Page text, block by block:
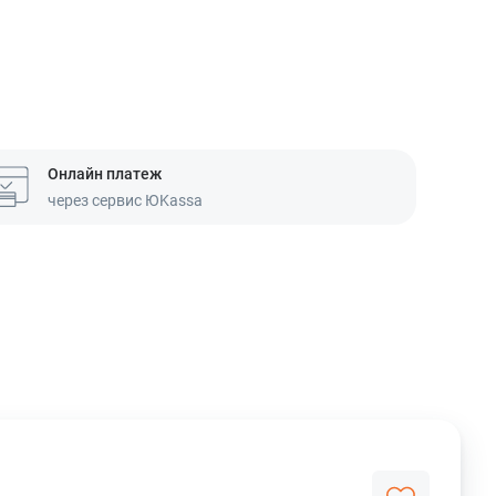
Онлайн платеж
через сервис ЮKassa